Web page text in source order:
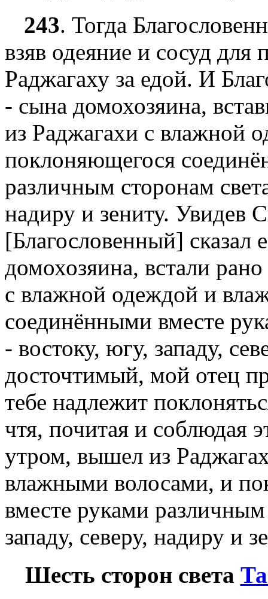
243. Тогда
взяв одеяние и сосуд для
Раджагаху за едой. И
- сына домохозяина,
из Раджагахи с влажной
поклоняющегося
различным сторонам
надиру и зениту. Увидев
[Благословенный]
домохозяина, встали
с влажной одеждой и
соединёнными вместе
- востоку, югу, западу,
досточтимый, мой отец
тебе надлежит
чтя, почитая и соблюдая
утром, вышел из
влажными волосами, и
вместе руками
западу, северу, надиру и
Шесть сторон света